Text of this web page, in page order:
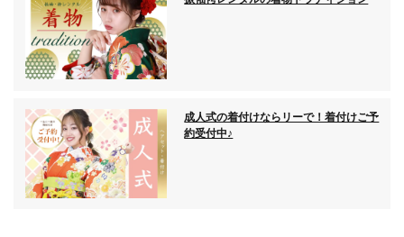
成人式の着付けならリーで！着付けご予
約受付中♪